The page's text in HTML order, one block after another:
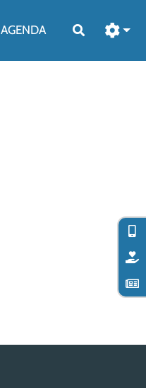
AGENDA Rechercher